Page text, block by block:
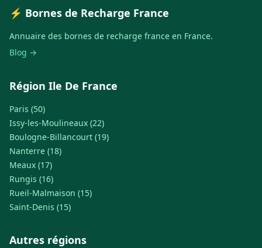
⚡ Bornes de Recharge France
Annuaire des bornes de recharge france en France.
Blog →
Région Ile De France
Paris (50)
Issy-les-Moulineaux (22)
Boulogne-Billancourt (19)
Nanterre (18)
Meaux (17)
Rungis (16)
Rueil-Malmaison (15)
Saint-Denis (15)
Autres régions